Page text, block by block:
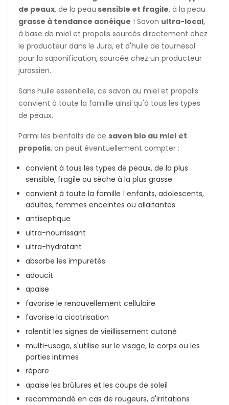
de peaux, de la peau sensible et fragile, à la peau
grasse à tendance acnéique ! Savon ultra-local,
à base de miel et propolis sourcés directement chez
le producteur dans le Jura, et d'huile de tournesol
pour la saponification, sourcée chez un producteur
jurassien.
Sans huile essentielle, ce savon au miel et propolis
convient à toute la famille ainsi qu'à tous les types
de peaux.
Parmi les bienfaits de ce savon bio au miel et
propolis, on peut éventuellement compter :
convient à tous les types de peaux, de la plus
sensible, fragile ou sèche à la plus grasse
convient à toute la famille ! enfants, adolescents,
adultes, femmes enceintes ou allaitantes
antiseptique
ultra-nourrissant
ultra-hydratant
absorbe les impuretés
adoucit
apaise
favorise le renouvellement cellulaire
favorise la cicatrisation
ralentit les signes de vieillissement cutané
multi-usage, s'utilise sur le visage, le corps ou les
parties intimes
répare
apaise les brûlures et les coups de soleil
recommandé en cas de rougeurs, d'irritations